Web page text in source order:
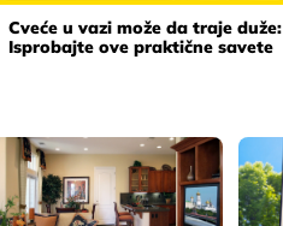
Cveće u vazi može da traje duže:
Isprobajte ove praktične savete